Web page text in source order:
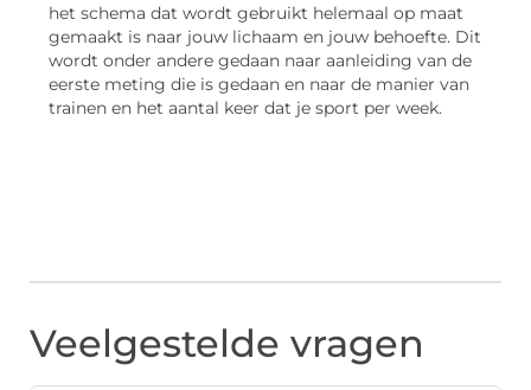
het schema dat wordt gebruikt helemaal op maat
gemaakt is naar jouw lichaam en jouw behoefte. Dit
wordt onder andere gedaan naar aanleiding van de
eerste meting die is gedaan en naar de manier van
trainen en het aantal keer dat je sport per week.
Veelgestelde vragen